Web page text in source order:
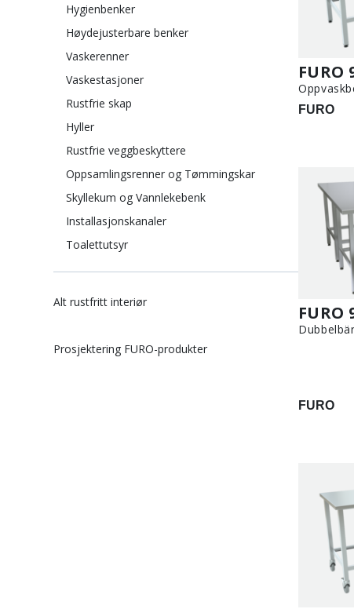
Hygienbenker
Høydejusterbare benker
Vaskerenner
Vaskestasjoner
Rustfrie skap
Hyller
Rustfrie veggbeskyttere
Oppsamlingsrenner og Tømmingskar
Skyllekum og Vannlekebenk
Installasjonskanaler
Toalettutsyr
Alt rustfritt interiør
Prosjektering FURO-produkter
FURO
FURO
FURO
FURO